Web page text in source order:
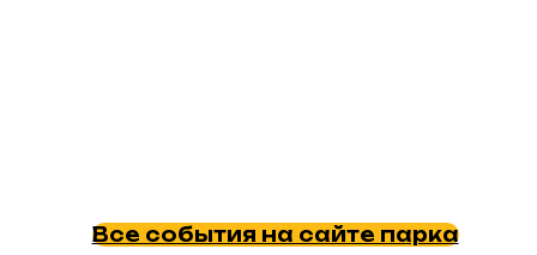
Все события на сайте парка